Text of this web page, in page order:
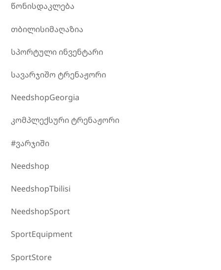
წონისდაკლება
თბილისიმაღაზია
სპორტული ინვენტარი
სავარჯიშო ტრენაჟორი
NeedshopGeorgia
კომპლექსური ტრენაჟორი
#ვარჯიში
Needshop
NeedshopTbilisi
NeedshopSport
SportEquipment
SportStore